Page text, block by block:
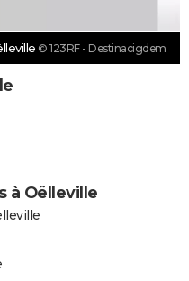
© 123RF - Destinacigdem
à Oëlleville